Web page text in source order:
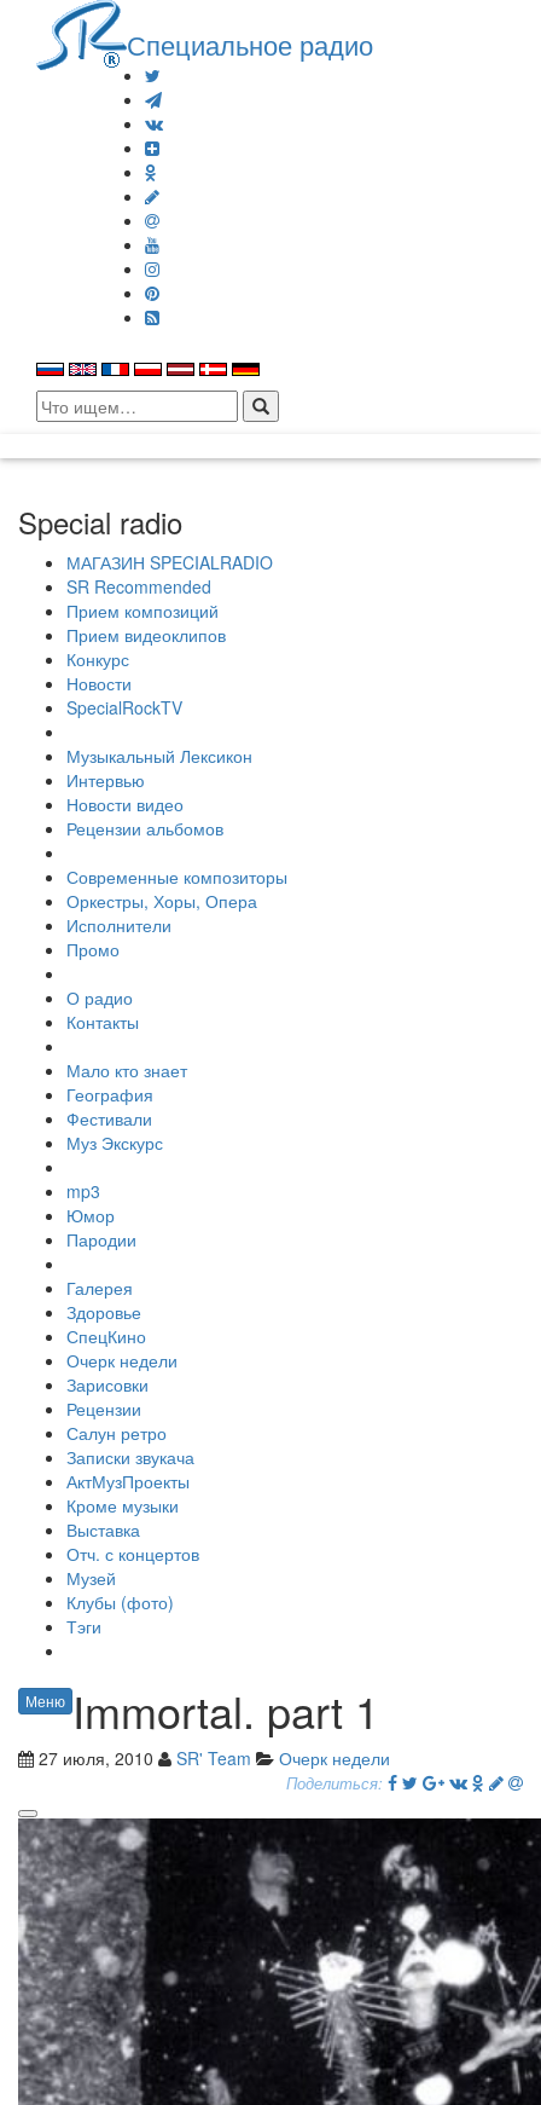
Специальное радио
Search
for:
Special radio
МАГАЗИН SPECIALRADIO
SR Recommended
Прием композиций
Прием видеоклипов
Конкурс
Новости
SpecialRockTV
Музыкальный Лексикон
Интервью
Новости видео
Рецензии альбомов
Современные композиторы
Оркестры, Хоры, Опера
Исполнители
Промо
О радио
Контакты
Мало кто знает
География
Фестивали
Муз Экскурс
mp3
Юмор
Пародии
Галерея
Здоровье
СпецКино
Очерк недели
Зарисовки
Рецензии
Салун ретро
Записки звукача
АктМузПроекты
Кроме музыки
Выставка
Отч. с концертов
Музей
Клубы (фото)
Тэги
Меню Immortal. part 1
27 июля, 2010 SR' Team Очерк недели
Поделиться: